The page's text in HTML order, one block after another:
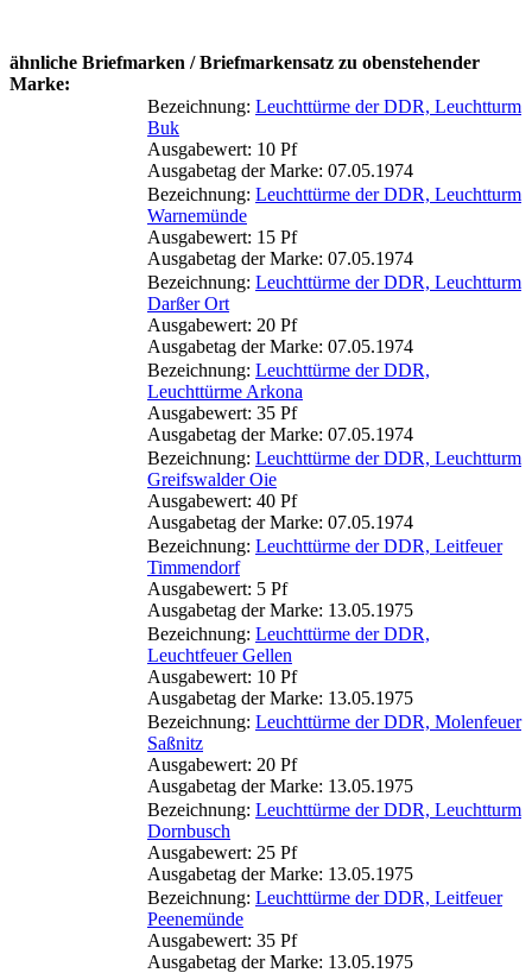
ähnliche Briefmarken / Briefmarkensatz zu obenstehender
Marke:
Bezeichnung: Leuchttürme der DDR, Leuchtturm
Buk
Ausgabewert: 10 Pf
Ausgabetag der Marke: 07.05.1974
Bezeichnung: Leuchttürme der DDR, Leuchtturm
Warnemünde
Ausgabewert: 15 Pf
Ausgabetag der Marke: 07.05.1974
Bezeichnung: Leuchttürme der DDR, Leuchtturm
Darßer Ort
Ausgabewert: 20 Pf
Ausgabetag der Marke: 07.05.1974
Bezeichnung: Leuchttürme der DDR,
Leuchttürme Arkona
Ausgabewert: 35 Pf
Ausgabetag der Marke: 07.05.1974
Bezeichnung: Leuchttürme der DDR, Leuchtturm
Greifswalder Oie
Ausgabewert: 40 Pf
Ausgabetag der Marke: 07.05.1974
Bezeichnung: Leuchttürme der DDR, Leitfeuer
Timmendorf
Ausgabewert: 5 Pf
Ausgabetag der Marke: 13.05.1975
Bezeichnung: Leuchttürme der DDR,
Leuchtfeuer Gellen
Ausgabewert: 10 Pf
Ausgabetag der Marke: 13.05.1975
Bezeichnung: Leuchttürme der DDR, Molenfeuer
Saßnitz
Ausgabewert: 20 Pf
Ausgabetag der Marke: 13.05.1975
Bezeichnung: Leuchttürme der DDR, Leuchtturm
Dornbusch
Ausgabewert: 25 Pf
Ausgabetag der Marke: 13.05.1975
Bezeichnung: Leuchttürme der DDR, Leitfeuer
Peenemünde
Ausgabewert: 35 Pf
Ausgabetag der Marke: 13.05.1975